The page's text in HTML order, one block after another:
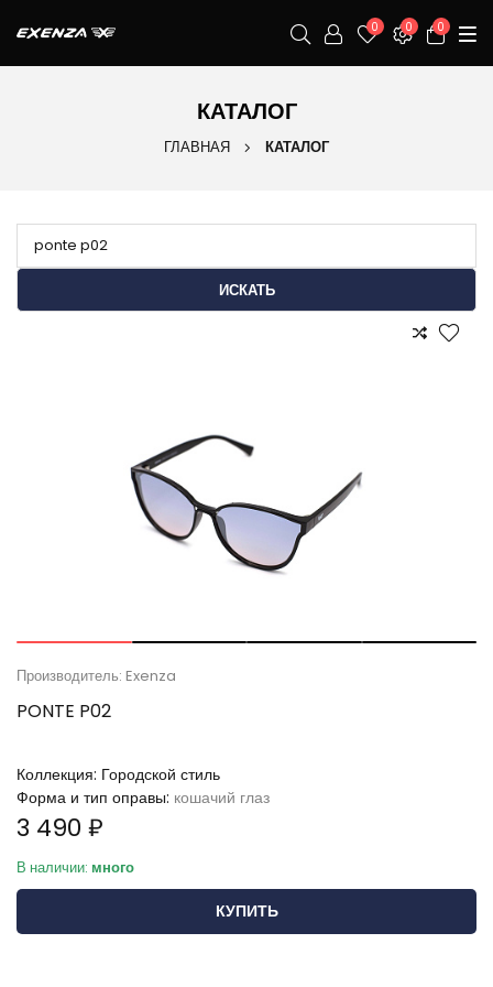
0 0 0
КАТАЛОГ
ГЛАВНАЯ КАТАЛОГ
Производитель: Exenza
PONTE P02
Коллекция: Городской стиль
Форма и тип оправы: кошачий глаз
3 490 ₽
В наличии: много
КУПИТЬ